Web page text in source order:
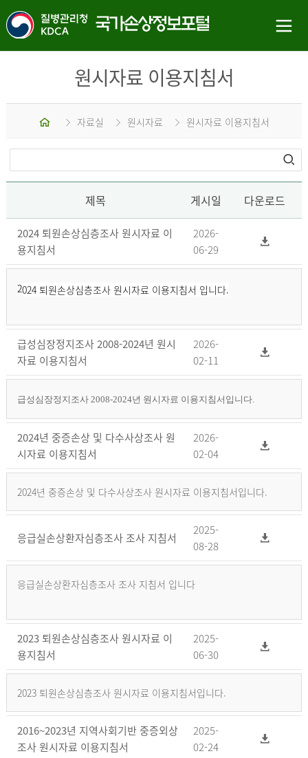
원시자료 이용지침서
홈 자료실 원시자료 원시자료 이용지침서
제목 게시일 다운로드
2024 퇴원손상심층조사 원시자료 이
용지침서
2026-
06-29
2024 퇴원손상심층조사 원시자료 이용지침서 입니다.
급성심장정지조사 2008-2024년 원시
자료 이용지침서
2026-
02-11
급성심장정지조사 2008-2024년 원시자료 이용지침서입니다.
2024년 중증손상 및 다수사상조사 원
시자료 이용지침서
2026-
02-04
2024년 중증손상 및 다수사상조사 원시자료 이용지침서입니다.
응급실손상환자심층조사 조사 지침서
2025-
08-28
응급실손상환자심층조사 조사 지침서 입니다
2023 퇴원손상심층조사 원시자료 이
용지침서
2025-
06-30
2023 퇴원손상심층조사 원시자료 이용지침서입니다.
2016~2023년 지역사회기반 중증외상
조사 원시자료 이용지침서
2025-
02-24